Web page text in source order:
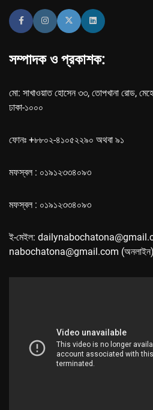
সম্পাদক ও প্রকাশক:
মো: সাখাওয়াত হোসেন ৩৩, তোপখানা রোড,
ঢাকা-১০০০
ফোনঃ +৮৮০২-৪১০৫২২৯০ অথবা ৯১
মফস্বল : ০১৯১২৩৩৪০৯৩
মফস্বল : ০১৯১২৩৩৪০৯৩
ই-মেইল:
nabochatona@gmail.com (অনলাইন)